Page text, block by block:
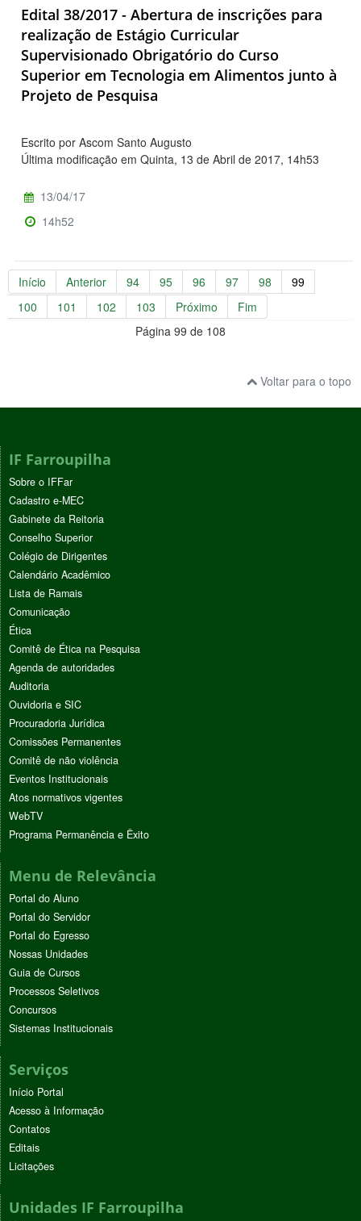
Edital 38/2017 - Abertura de inscrições para
realização de Estágio Curricular
Supervisionado Obrigatório do Curso
Superior em Tecnologia em Alimentos junto à
Projeto de Pesquisa
Escrito por Ascom Santo Augusto
Última modificação em Quinta, 13 de Abril de 2017, 14h53
13/04/17
14h52
Início Anterior 94 95 96 97 98
99
100
101 102 103 Próximo
Fim
Página 99 de 108
Voltar para o topo
IF Farroupilha
Sobre o IFFar
Cadastro e-MEC
Gabinete da Reitoria
Conselho Superior
Colégio de Dirigentes
Calendário Acadêmico
Lista de Ramais
Comunicação
Ética
Comitê de Ética na Pesquisa
Agenda de autoridades
Auditoria
Ouvidoria e SIC
Procuradoria Jurídica
Comissões Permanentes
Comitê de não violência
Eventos Institucionais
Atos normativos vigentes
WebTV
Programa Permanência e Êxito
Menu de Relevância
Portal do Aluno
Portal do Servidor
Portal do Egresso
Nossas Unidades
Guia de Cursos
Processos Seletivos
Concursos
Sistemas Institucionais
Serviços
Início Portal
Acesso à Informação
Contatos
Editais
Licitações
Unidades IF Farroupilha